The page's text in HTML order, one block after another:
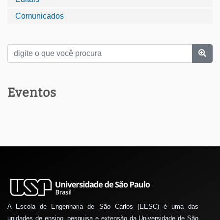
Comunicados
Eventos
A Escola de Engenharia de São Carlos (EESC) é uma das
unidades de ensino, pesquisa e extensão da Universidade de São